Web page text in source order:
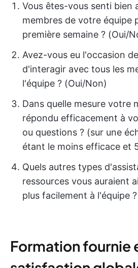
Vous êtes-vous senti bien
membres de votre équipe
première semaine ? (Oui/
Avez-vous eu l'occasion
d'interagir avec tous les
l'équipe ? (Oui/Non)
Dans quelle mesure votre
répondu efficacement à
ou questions ? (sur une
étant le moins efficace et
Quels autres types
ressources vous auraient
plus facilement à l'équipe ?
Formation fournie